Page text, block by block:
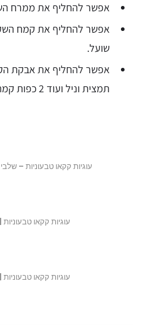
אפשר להחליף את ממרח
אפשר להחליף את קמח
שועל.
אפשר להחליף את אבקת
תמצית וניל ועוד 2 כפות קמח שקדים.
עוגיות קקאו טבעוניות –
עוגיות קקאו טבעוניות
עוגיות קקאו טבעוניות